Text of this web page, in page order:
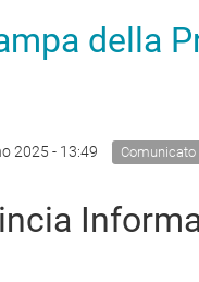
della
2025 - 13:49 Comunicato